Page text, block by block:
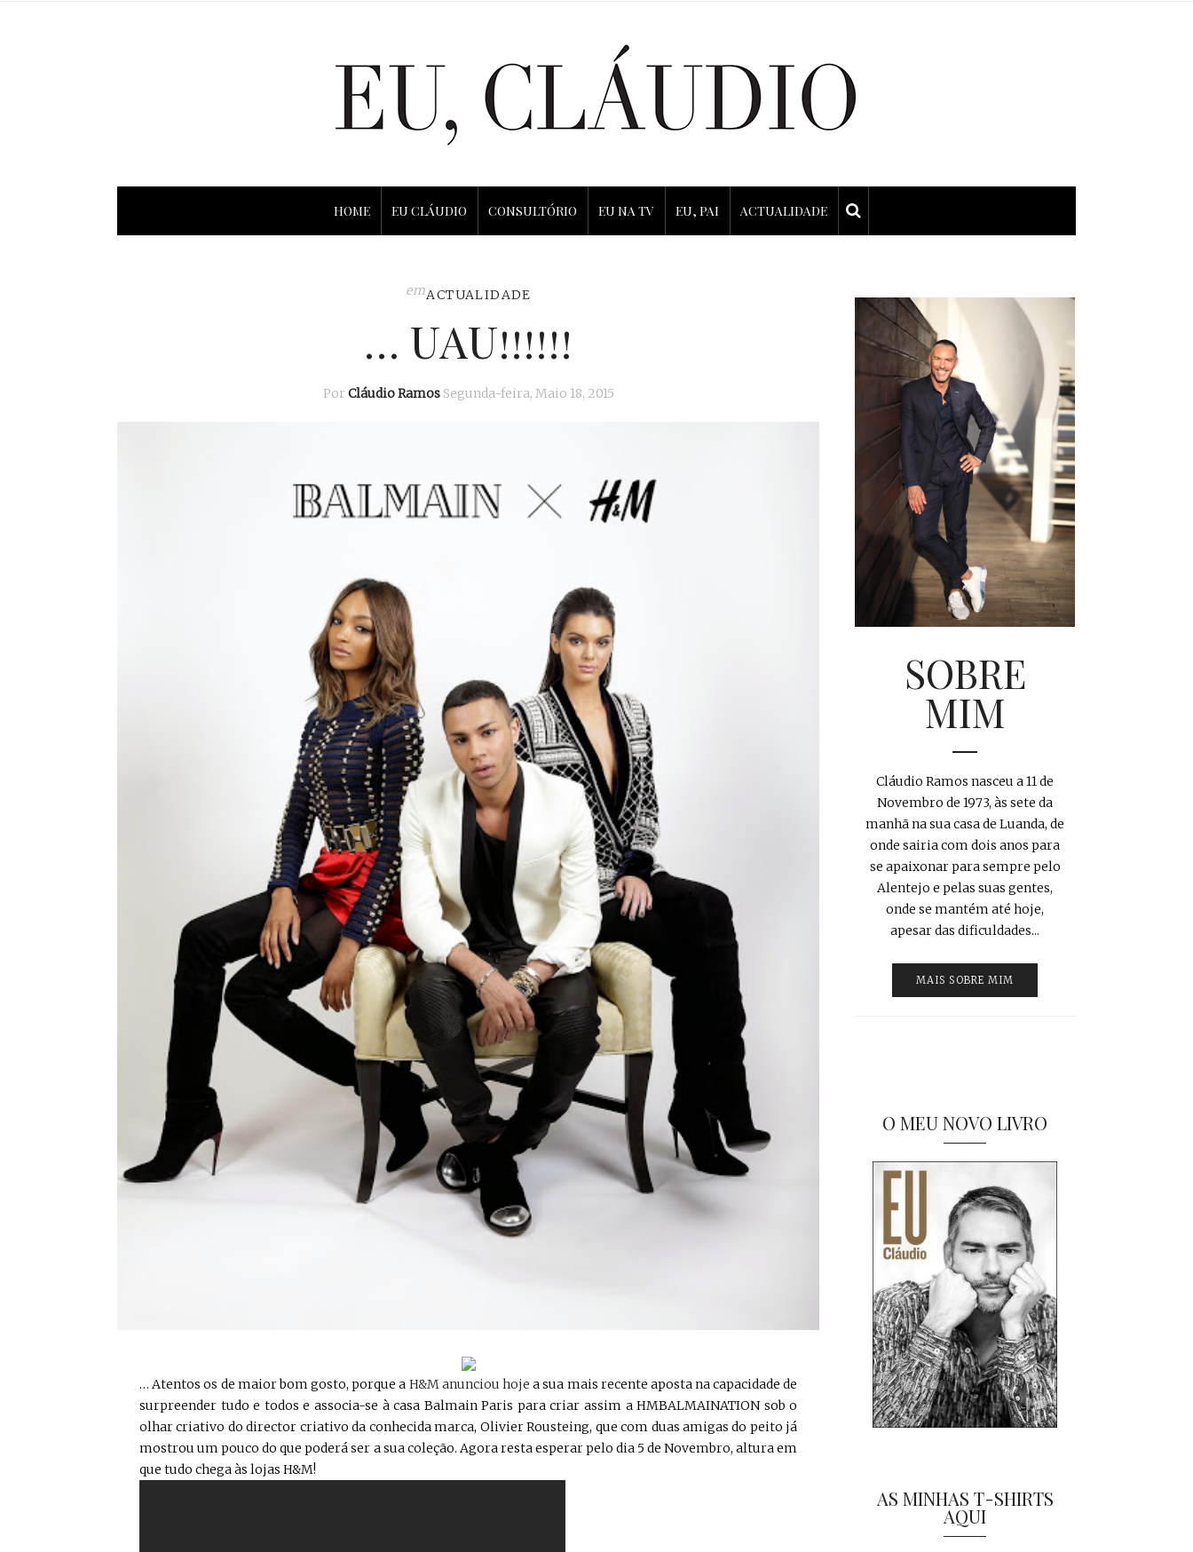
HOME EU CLÁUDIO CONSULTÓRIO EU NA TV EU, PAI ACTUALIDADE
emACTUALIDADE
… UAU!!!!!!
Por Cláudio Ramos Segunda-feira, Maio 18, 2015
… Atentos os de maior bom gosto, porque a H&M anunciou hoje a sua mais recente aposta na capacidade de
surpreender tudo e todos e associa-se à casa Balmain Paris para criar assim a HMBALMAINATION sob o
olhar criativo do director criativo da conhecida marca, Olivier Rousteing, que com duas amigas do peito já
mostrou um pouco do que poderá ser a sua coleção. Agora resta esperar pelo dia 5 de Novembro, altura em
que tudo chega às lojas H&M!
SOBRE
MIM
Cláudio Ramos nasceu a 11 de
Novembro de 1973, às sete da
manhã na sua casa de Luanda, de
onde sairia com dois anos para
se apaixonar para sempre pelo
Alentejo e pelas suas gentes,
onde se mantém até hoje,
apesar das dificuldades...
MAIS SOBRE MIM
O MEU NOVO LIVRO
AS MINHAS T-SHIRTS
AQUI